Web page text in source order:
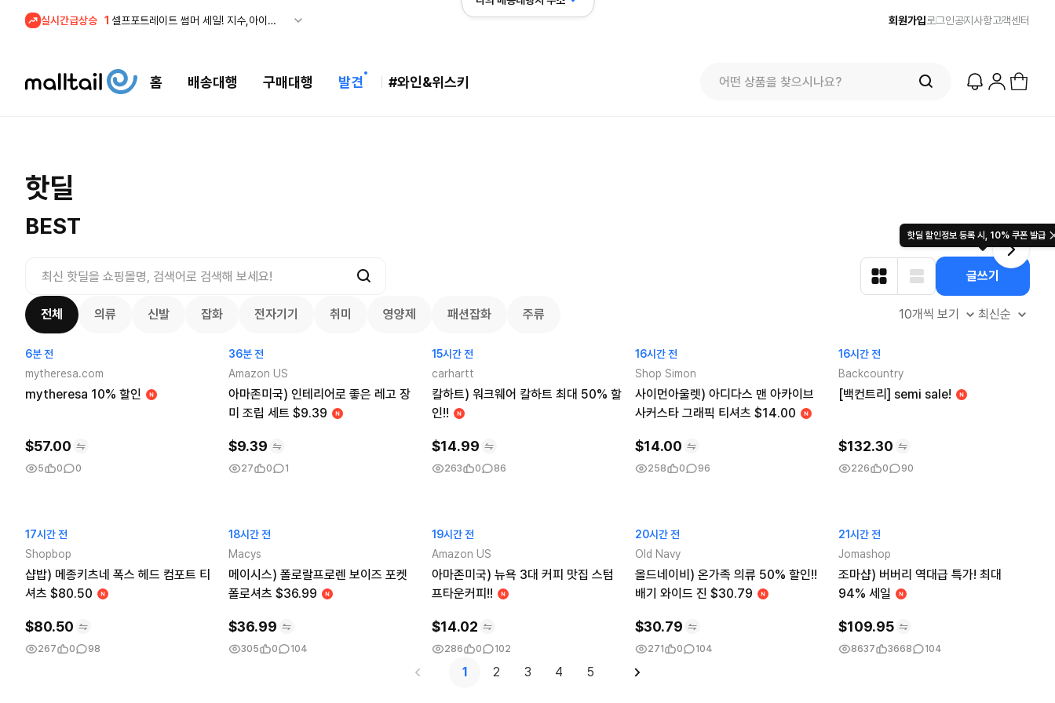
실시간급상승 1
셀프포트레이트 썸머 세일! 지수,아이유 착용 + 관세내 특가 회원가입로그인공지사항고객센터
홈 배송대행 구매대행 발견 #와인&위스키
핫딜
BEST
착용 + 관세내 특가
$200.00
핫딜 할인정보 등록 시, 10% 쿠폰 발급
글쓰기
전체 의류 신발 잡화 전자기기 취미 영양제 패션잡화 주류 10개씩 보기 최신순
6분 전
mytheresa.com
mytheresa 10% 할인
$57.00
5 0 0
36분 전
Amazon US
아마존미국) 인테리어로 좋은 레고 장
미 조립 세트 $9.39
$9.39
27 0 1
15시간 전
carhartt
칼하트) 워크웨어 칼하트 최대 50% 할
인!!
$14.99
263 0 86
16시간 전
Shop Simon
사이먼아울렛) 아디다스 맨 아카이브
사커스타 그래픽 티셔츠 $14.00
$14.00
258 0 96
16시간 전
Backcountry
[백컨트리] semi sale!
$132.30
226 0 90
17시간 전
Shopbop
샵밥) 메종키츠네 폭스 헤드 컴포트 티
셔츠 $80.50
$80.50
267 0 98
18시간 전
Macys
메이시스) 폴로랄프로렌 보이즈 포켓
폴로셔츠 $36.99
$36.99
305 0 104
19시간 전
Amazon US
아마존미국) 뉴욕 3대 커피 맛집 스텀
프타운커피!!
$14.02
286 0 102
20시간 전
Old Navy
올드네이비) 온가족 의류 50% 할인!!
배기 와이드 진 $30.79
$30.79
271 0 104
21시간 전
Jomashop
조마샵) 버버리 역대급 특가! 최대
94% 세일
$109.95
8637 3668 104
1 2 3 4 5